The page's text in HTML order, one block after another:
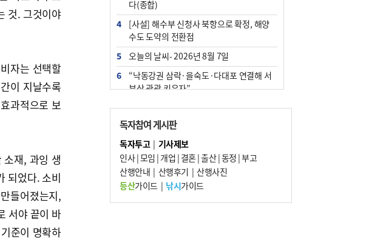
것. 그것이야
자는 선택할
이 지날수록
과적으로 보
재, 과잉 생
되었다. 소비
들어졌는지,
서야 끝이 바
준이 명확하
다(종합)
4
[사설] 해수부 신청사 북항으로 확정, 해양
수도 도약의 전환점
5
오늘의 날씨- 2026년 8월 7일
6
“낙동강권 삼락·을숙도·다대포 연결해 서
부산 관광 키우자”
7
부울경 주말부터 비소식…‘극한 폭염’ 한풀
꺾일 듯
8
피란마을 67년 역사인데…전교생 24명 아
미초 통폐합 기로
9
교육혁신선도지 공모 코앞인데…구·군 난
색에 교육청 ‘쩔쩔’
10 부산 청소년 극지탐험대 8인, 열흘간 북극
독자참여 게시판
독자투고| 기사제보
인사|모임 | 개업 | 결혼|출산|동정 |부고
산행안내 | 산행후기 | 산행사진
등산가이드| 낚시가이드